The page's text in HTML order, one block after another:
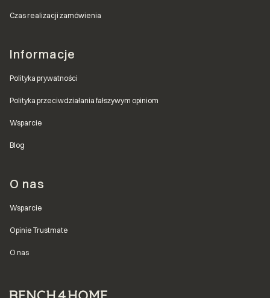
Czas realizacji zamówienia
Informacje
Polityka prywatności
Polityka przeciwdziałania fałszywym opiniom
Wsparcie
Blog
O nas
Wsparcie
Opinie Trustmate
O nas